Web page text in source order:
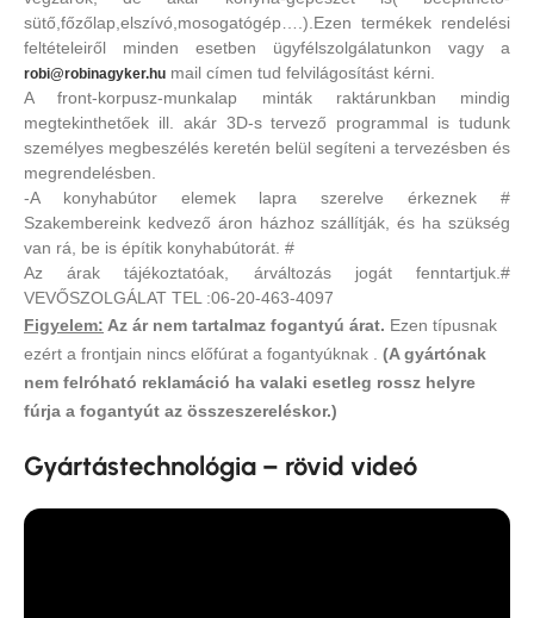
sütő,főzőlap,elszívó,mosogatógép….).Ezen termékek rendelési
feltételeiről minden esetben ügyfélszolgálatunkon vagy a
robi@robinagyker.hu mail címen tud felvilágosítást kérni.
A front-korpusz-munkalap minták raktárunkban mindig
megtekinthetőek ill. akár 3D-s tervező programmal is tudunk
személyes megbeszélés keretén belül segíteni a tervezésben és
megrendelésben.
-A konyhabútor elemek lapra szerelve érkeznek #
Szakembereink kedvező áron házhoz szállítják, és ha szükség
van rá, be is építik konyhabútorát. #
Az árak tájékoztatóak, árváltozás jogát fenntartjuk.#
VEVŐSZOLGÁLAT TEL :06-20-463-4097
Figyelem: Az ár nem tartalmaz fogantyú árat. Ezen típusnak
ezért a frontjain nincs előfúrat a fogantyúknak . (A gyártónak
nem felróható reklamáció ha valaki esetleg rossz helyre
fúrja a fogantyút az összeszereléskor.)
Gyártástechnológia – rövid videó